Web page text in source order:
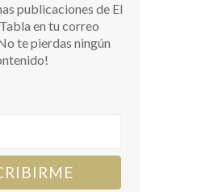
publicaciones de El
en tu correo
te pierdas ningún